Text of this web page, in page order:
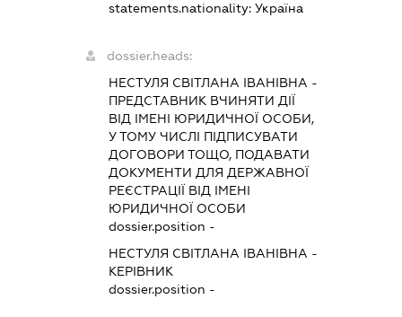
statements.nationality:Україна
dossier.heads:
НЕСТУЛЯ СВІТЛАНА ІВАНІВНА -
ПРЕДСТАВНИК ВЧИНЯТИ ДІЇ
ВІД ІМЕНІ ЮРИДИЧНОЇ ОСОБИ,
У ТОМУ ЧИСЛІ ПІДПИСУВАТИ
ДОГОВОРИ ТОЩО, ПОДАВАТИ
ДОКУМЕНТИ ДЛЯ ДЕРЖАВНОЇ
РЕЄСТРАЦІЇ ВІД ІМЕНІ
ЮРИДИЧНОЇ ОСОБИ
dossier.position -
НЕСТУЛЯ СВІТЛАНА ІВАНІВНА -
КЕРІВНИК
dossier.position -